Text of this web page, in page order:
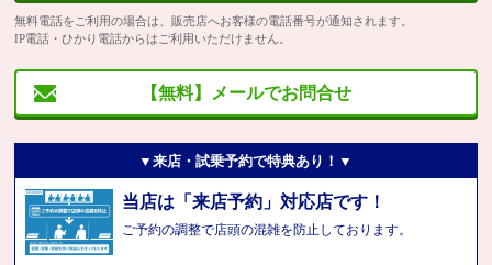
無料電話をご利用の場合は、販売店へお客様の電話番号が通知されます。
IP電話・ひかり電話からはご利用いただけません。
【無料】メールでお問合せ
▼来店・試乗予約で特典あり！▼
当店は「来店予約」対応店です！
ご予約の調整で店頭の混雑を防止しております。